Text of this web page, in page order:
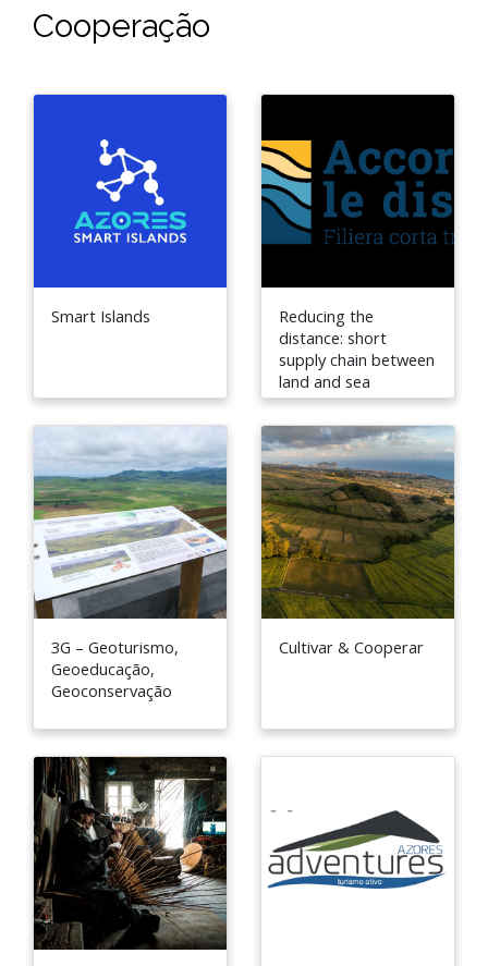
Cooperação
Smart Islands
Reducing the
distance: short
supply chain between
land and sea
3G – Geoturismo,
Geoeducação,
Geoconservação
Cultivar & Cooperar